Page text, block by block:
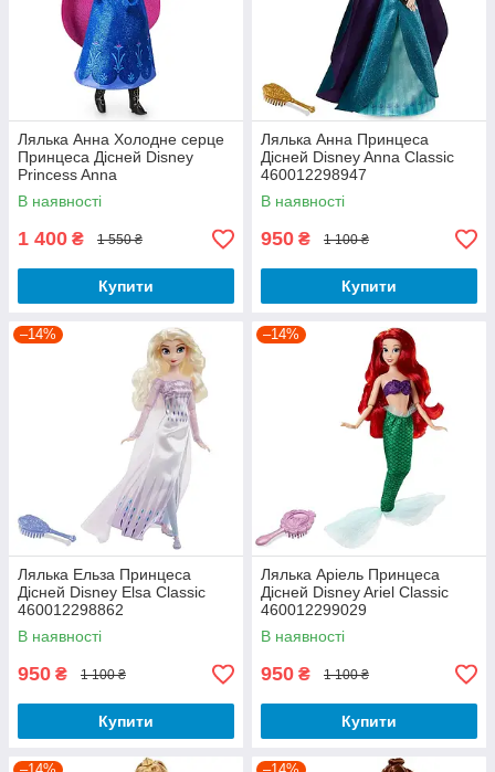
Лялька Анна Холодне серце
Принцеса Дісней Disney
Princess Anna
6001040900528P
В наявності
1 400 ₴ 1 550 ₴
Купити
Лялька Анна Принцеса
Дісней Disney Anna Classic
460012298947
В наявності
950 ₴ 1 100 ₴
Купити
–14%
Лялька Ельза Принцеса
Дісней Disney Elsa Classic
460012298862
В наявності
950 ₴ 1 100 ₴
Купити
–14%
Лялька Аріель Принцеса
Дісней Disney Ariel Classic
460012299029
В наявності
950 ₴ 1 100 ₴
Купити